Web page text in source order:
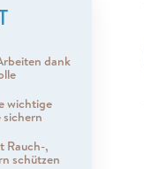
dank
wichtige
sichern
Rauch-,
schützen